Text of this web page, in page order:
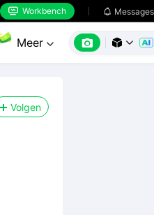
 Workbench  Messages
Meer    
Volgen